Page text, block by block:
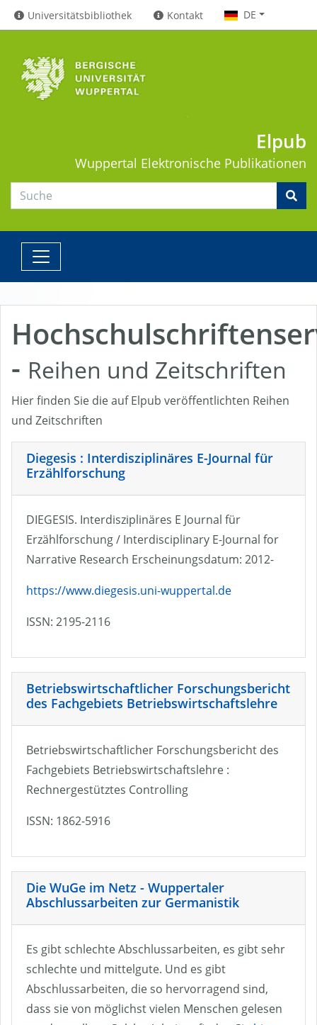
Universitätsbibliothek Kontakt DE
Elpub
Wuppertal Elektronische Publikationen
- Reihen und Zeitschriften
Hier finden Sie die auf Elpub veröffentlichten Reihen
und Zeitschriften
Diegesis : Interdisziplinäres E-Journal für
Erzählforschung
DIEGESIS. Interdisziplinäres E Journal für
Erzählforschung / Interdisciplinary E-Journal for
Narrative Research Erscheinungsdatum: 2012-
https://www.diegesis.uni-wuppertal.de
ISSN: 2195-2116
Betriebswirtschaftlicher Forschungsbericht
des Fachgebiets Betriebswirtschaftslehre
Betriebswirtschaftlicher Forschungsbericht des
Fachgebiets Betriebswirtschaftslehre :
Rechnergestütztes Controlling
ISSN: 1862-5916
Die WuGe im Netz - Wuppertaler
Abschlussarbeiten zur Germanistik
Es gibt schlechte Abschlussarbeiten, es gibt sehr
schlechte und mittelgute. Und es gibt
Abschlussarbeiten, die so hervorragend sind,
dass sie von möglichst vielen Menschen gelesen